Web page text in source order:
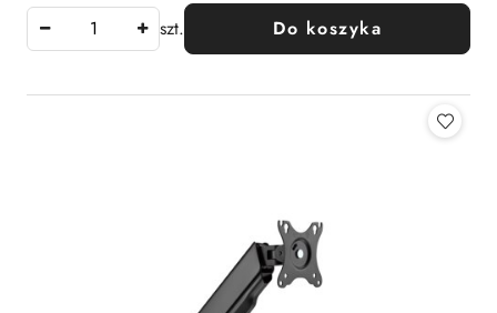
szt. Do koszyka